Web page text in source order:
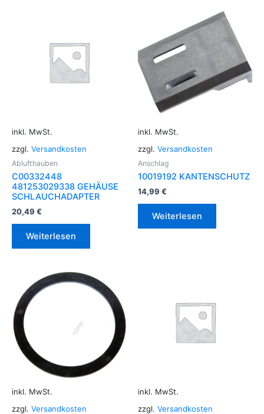
inkl. MwSt.
zzgl. Versandkosten
Ablufthauben
C00332448
481253029338 GEHÄUSE
SCHLAUCHADAPTER
20,49 €
Weiterlesen
inkl. MwSt.
zzgl. Versandkosten
Anschlag
10019192 KANTENSCHUTZ
14,99 €
Weiterlesen
inkl. MwSt.
zzgl. Versandkosten
inkl. MwSt.
zzgl. Versandkosten